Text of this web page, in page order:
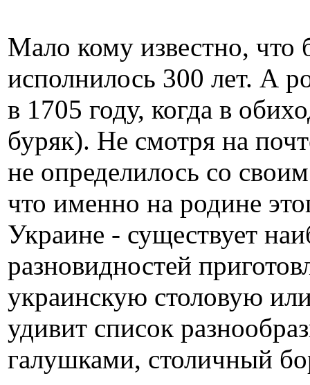
Мало кому известно, что
исполнилось 300 лет. А
в 1705 году, когда в
буряк). Не смотря на
не определилось со
что именно на родине
Украине - существует
разновидностей
украинскую столовую
удивит список
галушками, столичный